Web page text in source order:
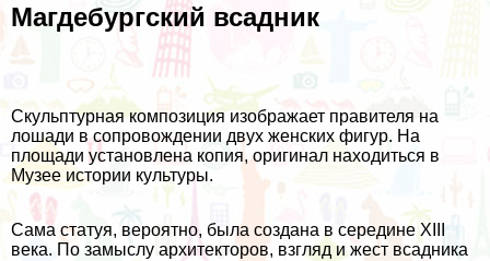
Магдебургский всадник
Скульптурная композиция изображает правителя на
лошади в сопровождении двух женских фигур. На
площади установлена копия, оригинал находиться в
Музее истории культуры.
Сама статуя, вероятно, была создана в середине XIII
века. По замыслу архитекторов, взгляд и жест всадника